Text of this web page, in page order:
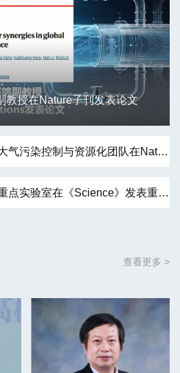
教授在Nature子刊发表论文
能源与环境工程学院大气污染控制与资源化团队在Nature子刊发表论文
我校新金属材料全国重点实验室在《Science》发表重要研究成果
查看更多 >